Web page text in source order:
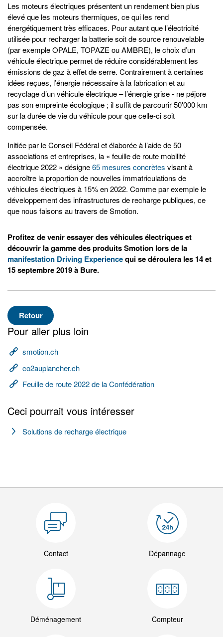
Les moteurs électriques présentent un rendement bien plus
élevé que les moteurs thermiques, ce qui les rend
énergétiquement très efficaces. Pour autant que l’électricité
utilisée pour recharger la batterie soit de source renouvelable
(par exemple OPALE, TOPAZE ou AMBRE), le choix d’un
véhicule électrique permet de réduire considérablement les
émissions de gaz à effet de serre. Contrairement à certaines
idées reçues, l’énergie nécessaire à la fabrication et au
recyclage d’un véhicule électrique – l’énergie grise - ne péjore
pas son empreinte écologique ; il suffit de parcourir 50'000 km
sur la durée de vie du véhicule pour que celle-ci soit
compensée.
Initiée par le Conseil Fédéral et élaborée à l’aide de 50
associations et entreprises, la « feuille de route mobilité
électrique 2022 » désigne65 mesures concrètes visant à
accroître la proportion de nouvelles immatriculations de
véhicules électriques à 15% en 2022. Comme par exemple le
développement des infrastructures de recharge publiques, ce
que nous faisons au travers de Smotion.
Profitez de venir essayer des véhicules électriques et
découvrir la gamme des produits Smotion lors de la
manifestation Driving Experiencequi se déroulera les 14 et
15 septembre 2019 à Bure.
Retour
Pour aller plus loin
smotion.ch
co2auplancher.ch
Feuille de route 2022 de la Confédération
Ceci pourrait vous intéresser
Solutions de recharge électrique
Contact Dépannage
Déménagement Compteur